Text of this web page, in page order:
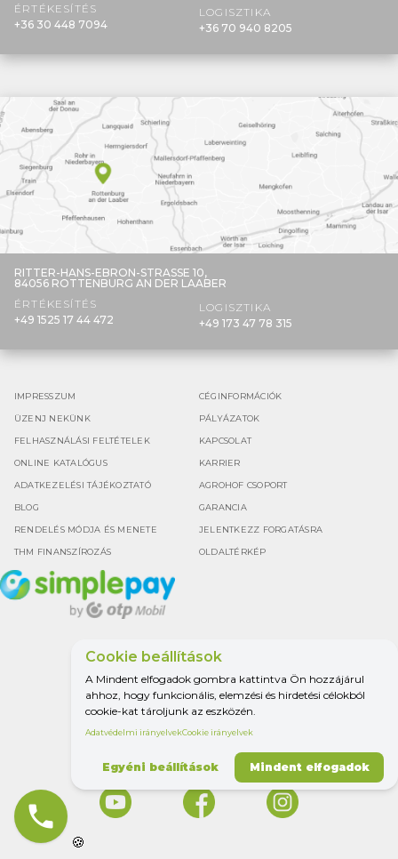
ÉRTÉKESÍTÉS
+36 30 448 7094
LOGISZTIKA
+36 70 940 8205
RITTER-HANS-EBRON-STRASSE 10,
84056 ROTTENBURG AN DER LAABER
ÉRTÉKESÍTÉS
+49 1525 17 44 472
LOGISZTIKA
+49 173 47 78 315
IMPRESSZUM CÉGINFORMÁCIÓK
ÜZENJ NEKÜNK PÁLYÁZATOK
FELHASZNÁLÁSI FELTÉTELEK KAPCSOLAT
ONLINE KATALÓGUS KARRIER
ADATKEZELÉSI TÁJÉKOZTATÓ AGROHOF CSOPORT
BLOG GARANCIA
RENDELÉS MÓDJA ÉS MENETE JELENTKEZZ FORGATÁSRA
THM FINANSZÍROZÁS OLDALTÉRKÉP
MEZŐGAZDASÁGHOZ.
4.5
phone
🍪
Cookie beállítások
A Mindent elfogadok gombra kattintva Ön hozzájárul
ahhoz, hogy funkcionális, elemzési és hirdetési célokból
cookie-kat tároljunk az eszközén.
Adatvédelmi irányelvekCookie irányelvek
Egyéni beállítások Mindent elfogadok